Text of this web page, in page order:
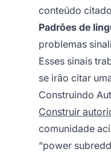
conteúdo
Padrões de
problemas
Esses sinais
se irão citar
Construindo
Construir
comunidade
“power